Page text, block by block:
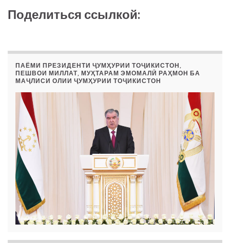
Поделиться ссылкой:
ПАЁМИ ПРЕЗИДЕНТИ ҶУМҲУРИИ ТОҶИКИСТОН,
ПЕШВОИ МИЛЛАТ, МУҲТАРАМ ЭМОМАЛӢ РАҲМОН БА
МАҶЛИСИ ОЛИИ ҶУМҲУРИИ ТОҶИКИСТОН